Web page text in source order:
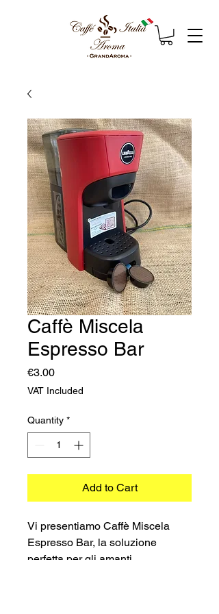
Caffè Miscela
Espresso Bar
€3.00Price
VAT Included
Quantity *
Add to Cart
Vi presentiamo Caffè Miscela
Espresso Bar, la soluzione
perfetta per gli amanti